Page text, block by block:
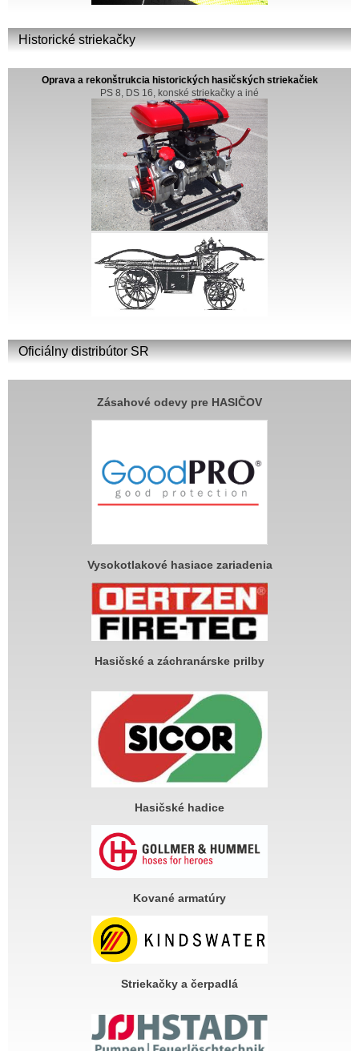
Historické striekačky
Oprava a rekonštrukcia historických hasičských striekačiek
PS 8, DS 16, konské striekačky a iné
Oficiálny distribútor SR
Zásahové odevy pre HASIČOV
Vysokotlakové hasiace zariadenia
Hasičské a záchranárske prilby
Hasičské hadice
Kované armatúry
Striekačky a čerpadlá